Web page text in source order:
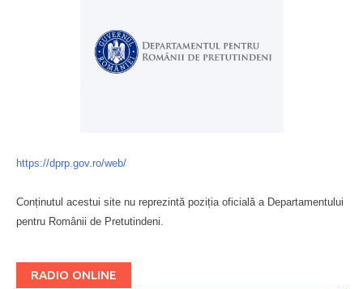
https://dprp.gov.ro/web/
Conținutul acestui site nu reprezintă poziția oficială a Departamentului
pentru Românii de Pretutindeni.
RADIO ONLINE